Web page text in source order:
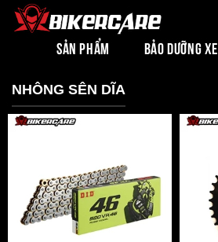
SẢN PHẨM BẢO DƯỠNG XE
NHÔNG SÊN DĨA